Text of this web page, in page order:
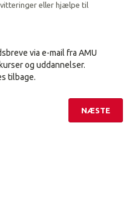
eller hjælpe til
via e-mail fra AMU
og uddannelser.
tilbage.